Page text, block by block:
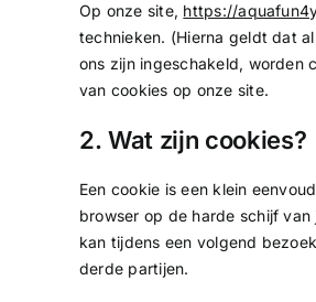
Op onze site, https://
technieken. (Hierna geldt dat
ons zijn ingeschakeld, worden
van cookies op onze site.
2. Wat zijn cookies?
Een cookie is een klein
browser op de harde schijf
kan tijdens een volgend
derde partijen.